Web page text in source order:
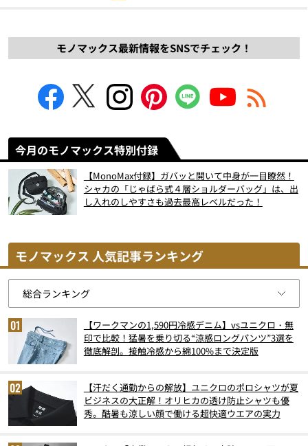
モノマックス最新情報をSNSでチェック！
今月のモノマックス特別付録
【MonoMax付録】ガバッと開いて中身が一目瞭然！
シャカの「じゃばら式４層ショルダーバッグ」は、出
し入れのしやすさも過去最高レベルだった！
モノマックス 人気記事ランキング
【ワークマンの1,590円冷感デニム】vsユニクロ・無
印で比較！猛暑を乗り切る“涼感ロングパンツ”3選を
徹底解剖。接触冷感から綿100%まで決定版
【汗だく通勤からの解放】ユニクロのポロシャツが夏
ビジネスの大正解！オリヒカの透け防止シャツも優
秀。酷暑も涼しい顔で働ける超快適ウエアの実力